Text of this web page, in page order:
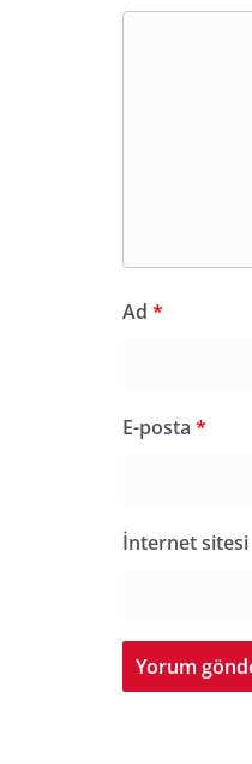
Ad *
E-posta *
İnternet sitesi